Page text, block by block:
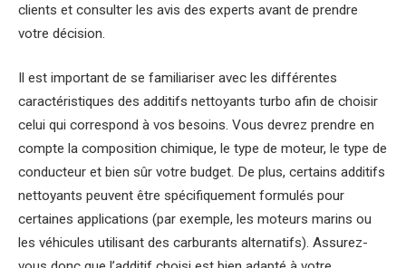
clients et consulter les avis des experts avant de prendre
votre décision.
Il est important de se familiariser avec les différentes
caractéristiques des additifs nettoyants turbo afin de choisir
celui qui correspond à vos besoins. Vous devrez prendre en
compte la composition chimique, le type de moteur, le type de
conducteur et bien sûr votre budget. De plus, certains additifs
nettoyants peuvent être spécifiquement formulés pour
certaines applications (par exemple, les moteurs marins ou
les véhicules utilisant des carburants alternatifs). Assurez-